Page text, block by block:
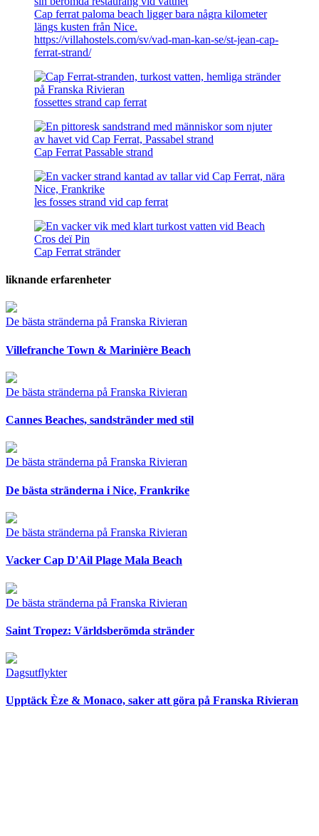
Cap ferrat paloma beach ligger bara några kilometer
längs kusten från Nice.
https://villahostels.com/sv/vad-man-kan-se/st-jean-cap-
ferrat-strand/
fossettes strand cap ferrat
Cap Ferrat Passable strand
les fosses strand vid cap ferrat
Cap Ferrat stränder
liknande erfarenheter
De bästa stränderna på Franska Rivieran
Villefranche Town & Marinière Beach
De bästa stränderna på Franska Rivieran
Cannes Beaches, sandstränder med stil
De bästa stränderna på Franska Rivieran
De bästa stränderna i Nice, Frankrike
De bästa stränderna på Franska Rivieran
Vacker Cap D'Ail Plage Mala Beach
De bästa stränderna på Franska Rivieran
Saint Tropez: Världsberömda stränder
Dagsutflykter
Upptäck Èze & Monaco, saker att göra på Franska Rivieran